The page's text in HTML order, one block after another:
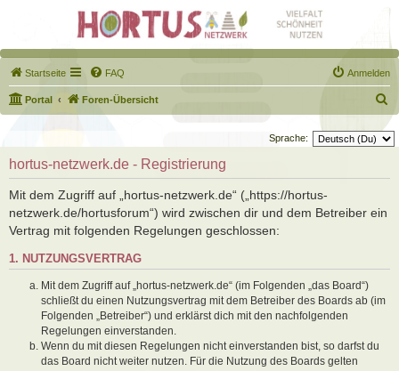
Startseite FAQ Anmelden
Portal Foren-Übersicht
u
c
Sprache:
hortus-netzwerk.de - Registrierung
Mit dem Zugriff auf „hortus-netzwerk.de“ („https://hortus-
netzwerk.de/hortusforum“) wird zwischen dir und dem Betreiber ein
Vertrag mit folgenden Regelungen geschlossen:
1. NUTZUNGSVERTRAG
Mit dem Zugriff auf „hortus-netzwerk.de“ (im Folgenden „das Board“)
schließt du einen Nutzungsvertrag mit dem Betreiber des Boards ab (im
Folgenden „Betreiber“) und erklärst dich mit den nachfolgenden
Regelungen einverstanden.
Wenn du mit diesen Regelungen nicht einverstanden bist, so darfst du
das Board nicht weiter nutzen. Für die Nutzung des Boards gelten